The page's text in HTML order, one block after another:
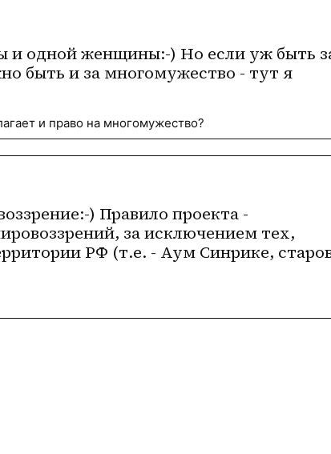
и одной женщины:-) Но если уж быть
быть и за многомужество - тут я
и право на многомужество?
) Правило проекта -
за исключением тех,
РФ (т.е. - Аум Синрике,